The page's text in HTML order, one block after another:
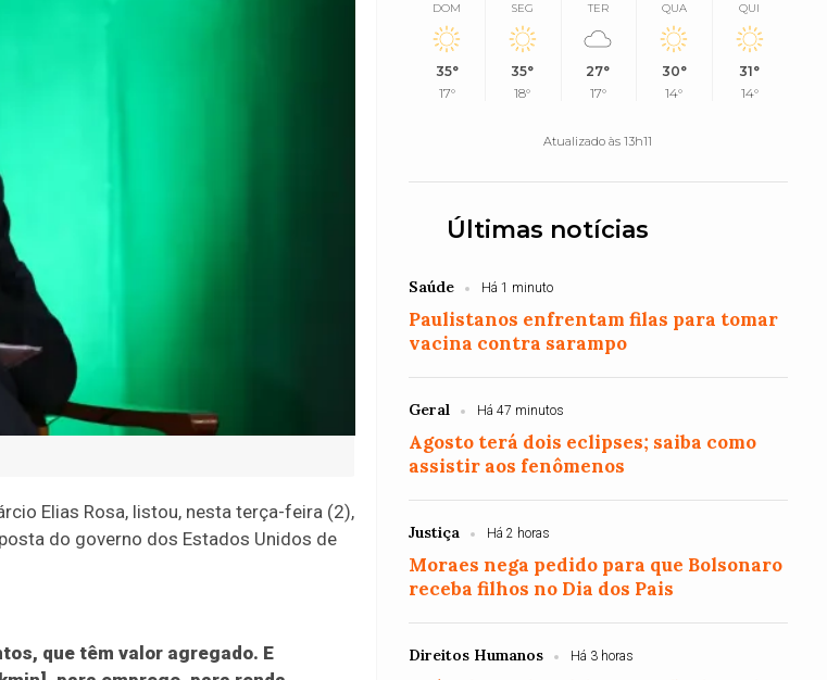
Elias Rosa, listou, nesta terça-feira (2),
do governo dos Estados Unidos de
que têm valor agregado. E
DOM
35°
17°
SEG
35°
18°
TER
27°
17°
QUA
30°
14°
QUI
31°
14°
Atualizado às 13h11
Últimas notícias
Saúde Há 1 minuto
Paulistanos enfrentam filas para tomar
vacina contra sarampo
Geral Há 47 minutos
Agosto terá dois eclipses; saiba como
assistir aos fenômenos
Justiça Há 2 horas
Moraes nega pedido para que Bolsonaro
receba filhos no Dia dos Pais
Direitos Humanos Há 3 horas